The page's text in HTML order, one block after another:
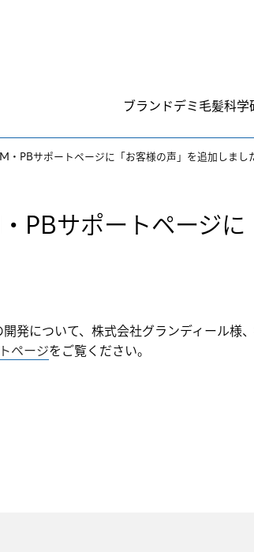
ブランドデミ毛髪科学
PBサポートページに「お客様の声」を追加しまし
PBサポートページに
発について、株式会社グランディール様
ページをご覧ください。